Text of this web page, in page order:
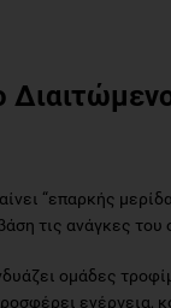
“επαρκής
τις ανάγκες του
ομάδες
ενέργεια,